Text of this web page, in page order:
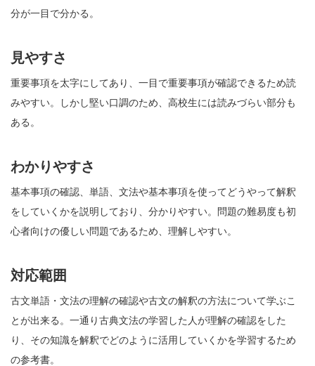
分が一目で分かる。
見やすさ
重要事項を太字にしてあり、一目で重要事項が確認できるため読
みやすい。しかし堅い口調のため、高校生には読みづらい部分も
ある。
わかりやすさ
基本事項の確認、単語、文法や基本事項を使ってどうやって解釈
をしていくかを説明しており、分かりやすい。問題の難易度も初
心者向けの優しい問題であるため、理解しやすい。
対応範囲
古文単語・文法の理解の確認や古文の解釈の方法について学ぶこ
とが出来る。一通り古典文法の学習した人が理解の確認をした
り、その知識を解釈でどのように活用していくかを学習するため
の参考書。